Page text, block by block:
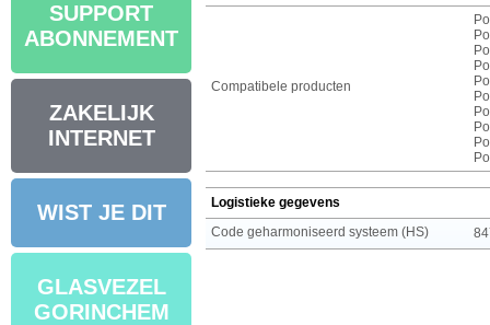
SUPPORT
ABONNEMENT
ZAKELIJK
INTERNET
WIST JE DIT
GLASVEZEL
GORINCHEM
Compatibele producten
Logistieke gegevens
Code geharmoniseerd systeem (HS)